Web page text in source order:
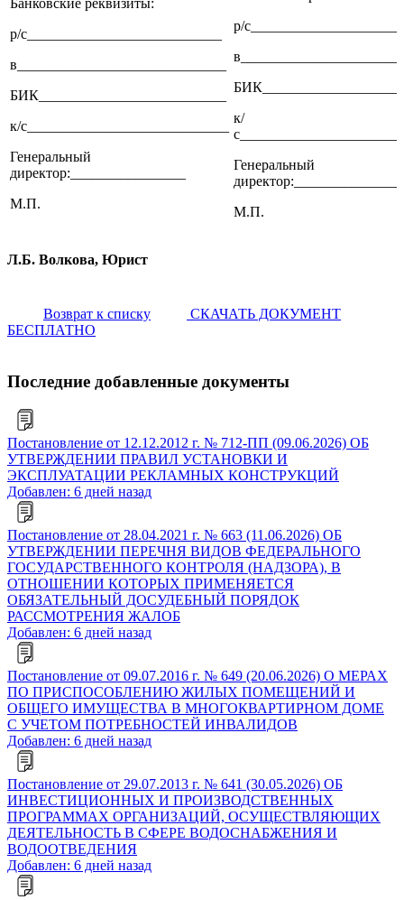
р/с___________________________
в_____________________________
БИК__________________________
к/с____________________________
Генеральный
директор:________________
М.П.
р/
к/
Генеральный
М.П.
Л.Б. Волкова, Юрист
Возврат к списку
СКАЧАТЬ ДОКУМЕНТ
БЕСПЛАТНО
Последние добавленные документы
Постановление от 12.12.2012 г. № 712-ПП (09.06.2026) ОБ
УТВЕРЖДЕНИИ ПРАВИЛ УСТАНОВКИ И
ЭКСПЛУАТАЦИИ РЕКЛАМНЫХ КОНСТРУКЦИЙ
Добавлен: 6 дней назад
Постановление от 28.04.2021 г. № 663 (11.06.2026) ОБ
УТВЕРЖДЕНИИ ПЕРЕЧНЯ ВИДОВ ФЕДЕРАЛЬНОГО
ГОСУДАРСТВЕННОГО КОНТРОЛЯ (НАДЗОРА), В
ОТНОШЕНИИ КОТОРЫХ ПРИМЕНЯЕТСЯ
ОБЯЗАТЕЛЬНЫЙ ДОСУДЕБНЫЙ ПОРЯДОК
РАССМОТРЕНИЯ ЖАЛОБ
Добавлен: 6 дней назад
Постановление от 09.07.2016 г. № 649 (20.06.2026) О МЕРАХ
ПО ПРИСПОСОБЛЕНИЮ ЖИЛЫХ ПОМЕЩЕНИЙ И
ОБЩЕГО ИМУЩЕСТВА В МНОГОКВАРТИРНОМ ДОМЕ
С УЧЕТОМ ПОТРЕБНОСТЕЙ ИНВАЛИДОВ
Добавлен: 6 дней назад
Постановление от 29.07.2013 г. № 641 (30.05.2026) ОБ
ИНВЕСТИЦИОННЫХ И ПРОИЗВОДСТВЕННЫХ
ПРОГРАММАХ ОРГАНИЗАЦИЙ, ОСУЩЕСТВЛЯЮЩИХ
ДЕЯТЕЛЬНОСТЬ В СФЕРЕ ВОДОСНАБЖЕНИЯ И
ВОДООТВЕДЕНИЯ
Добавлен: 6 дней назад